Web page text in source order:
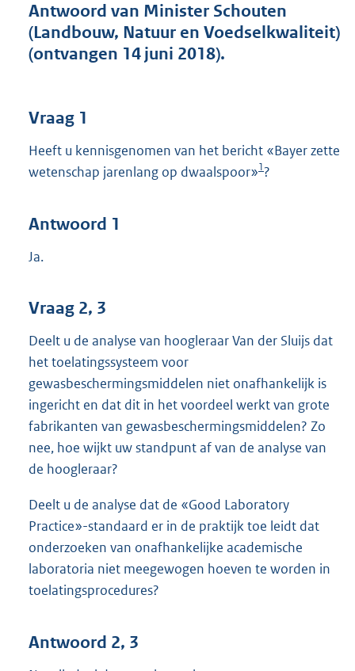
3
9
K
Antwoord van Minister Schouten
(Landbouw, Natuur en Voedselkwaliteit)
(ontvangen 14 juni 2018).
Vraag 1
Heeft u kennisgenomen van het bericht «Bayer zette
wetenschap jarenlang op dwaalspoor»1?
Antwoord 1
Ja.
Vraag 2, 3
Deelt u de analyse van hoogleraar Van der Sluijs dat
het toelatingssysteem voor
gewasbeschermingsmiddelen niet onafhankelijk is
ingericht en dat dit in het voordeel werkt van grote
fabrikanten van gewasbeschermingsmiddelen? Zo
nee, hoe wijkt uw standpunt af van de analyse van
de hoogleraar?
Deelt u de analyse dat de «Good Laboratory
Practice»-standaard er in de praktijk toe leidt dat
onderzoeken van onafhankelijke academische
laboratoria niet meegewogen hoeven te worden in
toelatingsprocedures?
Antwoord 2, 3